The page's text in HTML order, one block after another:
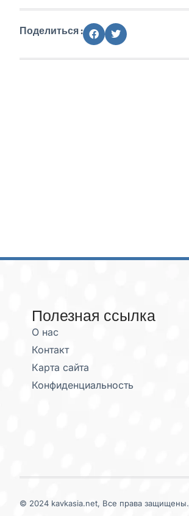
Поделиться :
Полезная ссылка
О нас
Контакт
Карта сайта
Конфиденциальность
© 2024 kavkasia.net, Все права защищены.